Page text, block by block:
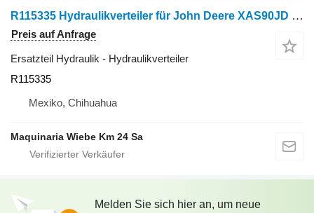
R115335 Hydraulikverteiler für John Deere XAS90JD Raupentraktor
Preis auf Anfrage
Ersatzteil Hydraulik - Hydraulikverteiler
R115335
Mexiko, Chihuahua
Maquinaria Wiebe Km 24 Sa
Melden Sie sich hier an, um neue